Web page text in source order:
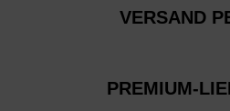
VERSAND
PREMIUM-